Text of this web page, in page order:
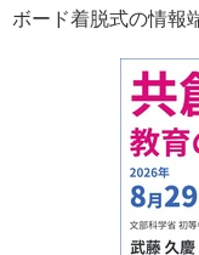
ボード着脱式の情報